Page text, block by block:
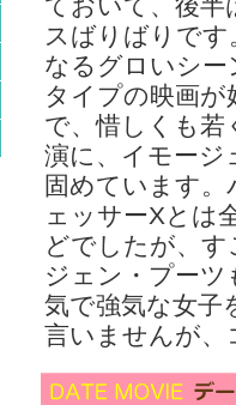
スばりばりで
なるグロいシ
タイプの映画
で、惜しくも
演に、イモージ
固めています。
ェッサーXとは
どでしたが、
ジェン・プー
気で強気な女子
言いませんが、